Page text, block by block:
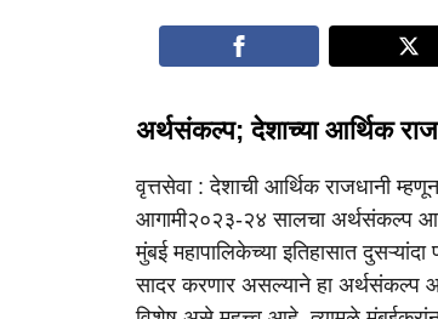
अर्थसंकल्प; देशाच्या आर्थिक
वृत्तसेवा : देशाची आर्थिक राजधानी
आगामी२०२३-२४ सालचा अर्थसंकल्प
मुंबई महापालिकेच्या इतिहासात
सादर करणार असल्याने हा अर्थसंकल्प